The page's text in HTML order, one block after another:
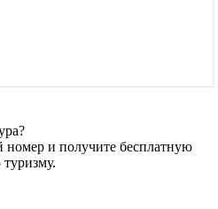
и получите бесплатную